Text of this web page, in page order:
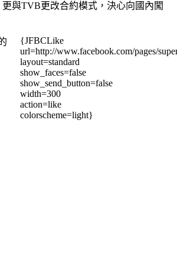
與TVB更改合約模式，決心向國內闖
{JFBCLike
url=http://www.facebook.com/pages/
layout=standard
show_faces=false
show_send_button=false
width=300
action=like
colorscheme=light}